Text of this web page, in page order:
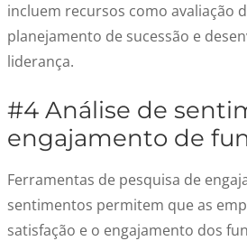
incluem recursos como avaliação
planejamento de sucessão e
liderança.
#4 Análise de
engajamento de
Ferramentas de pesquisa de
sentimentos permitem que as
satisfação e o engajamento dos